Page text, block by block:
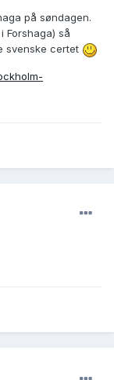
på søndagen.
Forshaga) så
svenske certet